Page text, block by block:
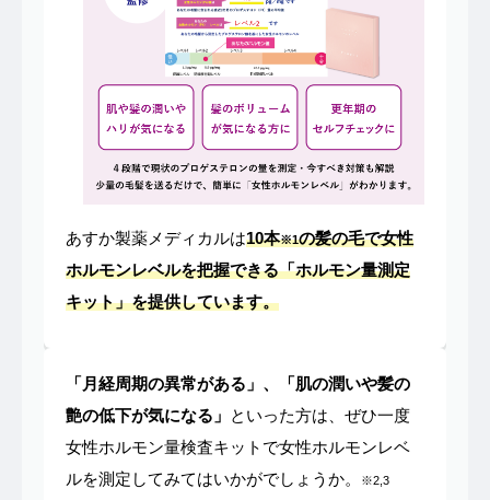
あすか製薬メディカルは10本※1の髪の毛で女性
ホルモンレベルを把握できる「ホルモン量測定
キット」を提供しています。
「月経周期の異常がある」、「肌の潤いや髪の
艶の低下が気になる」 といった方は、ぜひ一度
女性ホルモン量検査キットで女性ホルモンレベ
ルを測定してみてはいかがでしょうか。
※2,3